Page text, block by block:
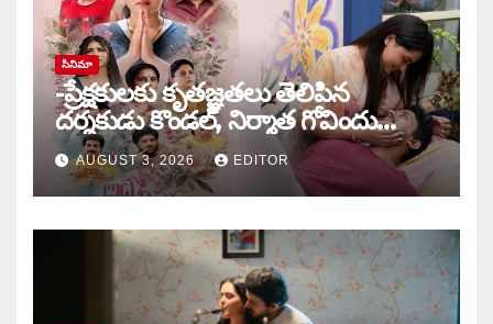
సినిమా
-ప్రేక్షకులకు కృతజ్ఞతలు తెలిపిన
దర్శకుడు కొండల్, నిర్మాత గోవిందు
కాండ్రేగుల
AUGUST 3, 2026 EDITOR